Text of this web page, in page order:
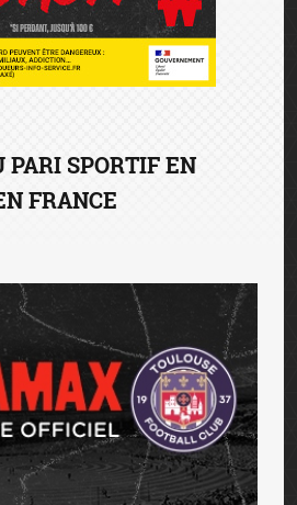
PARI SPORTIF EN
FRANCE